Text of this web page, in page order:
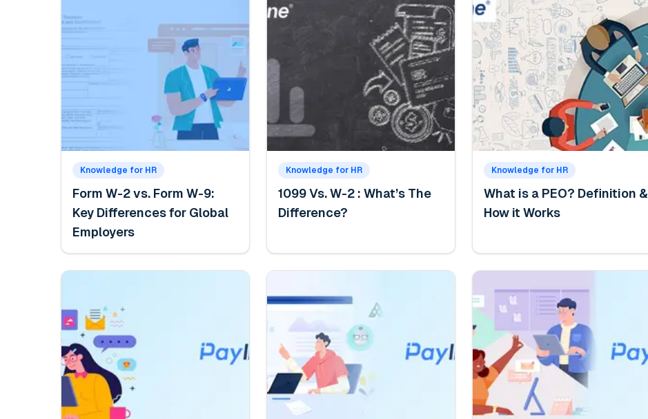
Knowledge for HR
Form W-2 vs. Form W-9:
Key Differences for Global
Employers
Knowledge for HR
1099 Vs. W-2 : What’s The
Difference?
Knowledge for HR
What is a PEO? Definition &
How it Works